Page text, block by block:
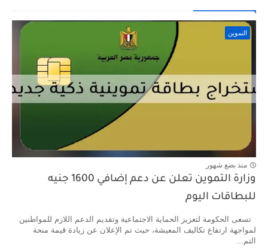
التموين
منذ بضع شهور
وزارة التموين تعلن عن دعم إضافي 1600 جنيه
للبطاقات اليوم
تسعى الحكومة لتعزيز الحماية الاجتماعية وتقديم الدعم اللازم للمواطنين
لمواجهة ارتفاع تكاليف المعيشة، حيث تم الإعلان عن زيادة قيمة منحة
التم...